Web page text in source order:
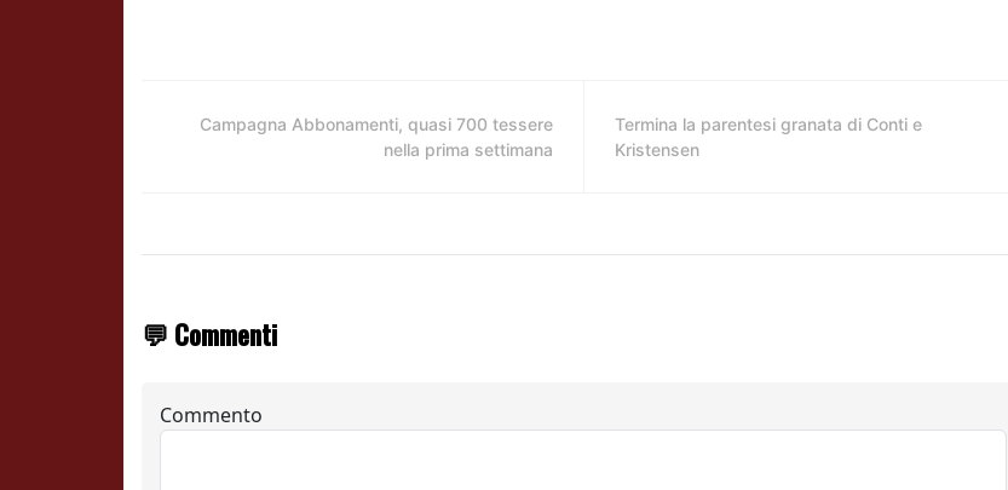
Campagna Abbonamenti, quasi 700 tessere
nella prima settimana
Termina la parentesi granata di Conti e
Kristensen
💬 Commenti